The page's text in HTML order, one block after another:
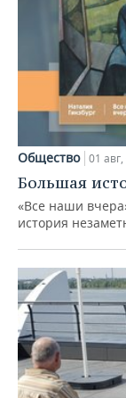
Общество 01
Большая
«Все наши
история